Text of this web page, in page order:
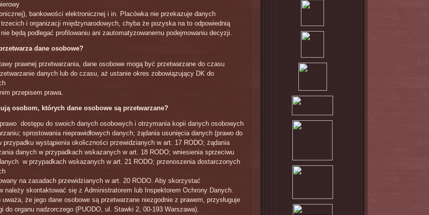
bankowości elektronicznej i in. Placówka nie przekazuje danych
i organizacji międzynarodowych, chyba że pozyska na to odpowiednią
będą podlegać profilowaniu ani zautomatyzowanemu podejmowaniu decyzji.
dane osobowe?
prawnej przetwarzania, dane osobowe mogą być przetwarzane do czasu
danych lub do czasu, aż ustanie okres zobowiązujący DK do
przepisem prawa.
osobom, których dane osobowe są przetwarzane?
dostępu do swoich danych osobowych i otrzymania kopii danych osobowych
sprostowania nieprawidłowych danych; żądania usunięcia danych (prawo do
przypadku wystąpienia okoliczności przewidzianych w art. 17 RODO; żądania
danych w przypadkach wskazanych w art. 18 RODO; wniesienia sprzeciwu
w przypadkach wskazanych w art. 21 RODO; przenoszenia dostarczonych
na zasadach przewidzianych w art. 20 RODO. Aby skorzystać
należy skontaktować się z Administratorem lub Inspektorem Ochrony Danych.
że jego dane osobowe są przetwarzane niezgodnie z prawem, przysługuje
do organu nadzorczego (PUODO, ul. Stawki 2, 00-193 Warszawa).